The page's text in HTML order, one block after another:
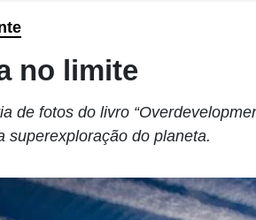
no limite
de fotos do livro
superexploração do planeta.